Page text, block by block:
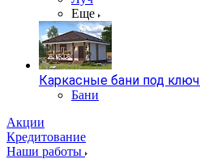
Еще
Каркасные бани под ключ
Бани
Акции
Кредитование
Наши работы